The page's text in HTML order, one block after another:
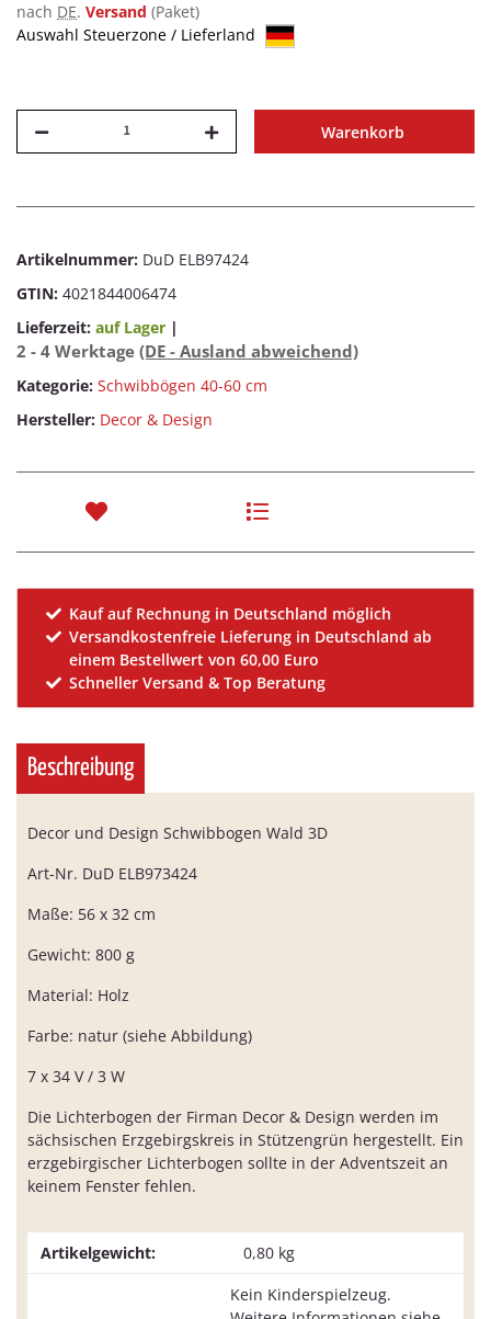
nach DE. Versand (Paket)
Auswahl Steuerzone / Lieferland
Warenkorb
Artikelnummer: DuD ELB97424
GTIN: 4021844006474
Lieferzeit: auf Lager |
2 - 4 Werktage (DE - Ausland abweichend)
Kategorie: Schwibbögen 40-60 cm
Hersteller: Decor & Design
Kauf auf Rechnung in Deutschland möglich
Versandkostenfreie Lieferung in Deutschland ab
einem Bestellwert von 60,00 Euro
Schneller Versand & Top Beratung
Beschreibung
Decor und Design Schwibbogen Wald 3D
Art-Nr. DuD ELB973424
Maße: 56 x 32 cm
Gewicht: 800 g
Material: Holz
Farbe: natur (siehe Abbildung)
7 x 34 V / 3 W
Die Lichterbogen der Firman Decor & Design werden im
sächsischen Erzgebirgskreis in Stützengrün hergestellt. Ein
erzgebirgischer Lichterbogen sollte in der Adventszeit an
keinem Fenster fehlen.
Artikelgewicht: 0,80 kg
Kein Kinderspielzeug.